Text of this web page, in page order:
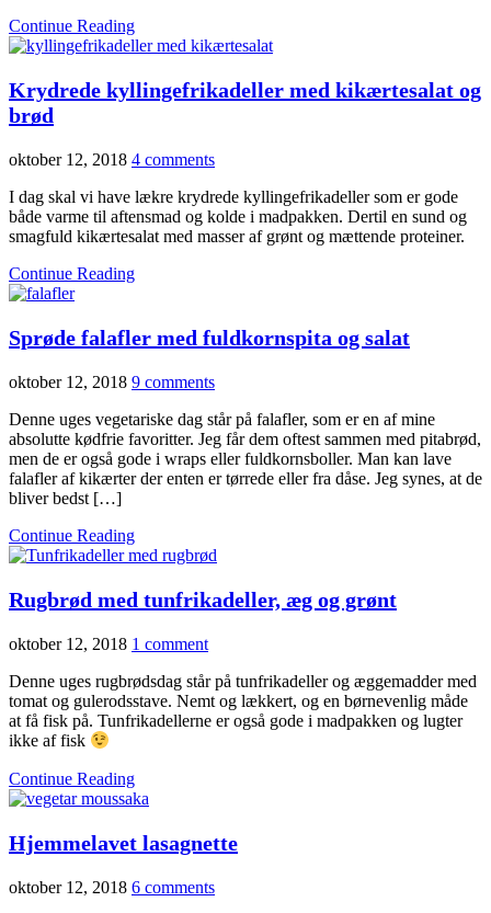
Continue Reading
Krydrede kyllingefrikadeller med kikærtesalat og
brød
oktober 12, 2018 4 comments
I dag skal vi have lækre krydrede kyllingefrikadeller som er gode
både varme til aftensmad og kolde i madpakken. Dertil en sund og
smagfuld kikærtesalat med masser af grønt og mættende proteiner.
Continue Reading
Sprøde falafler med fuldkornspita og salat
oktober 12, 2018 9 comments
Denne uges vegetariske dag står på falafler, som er en af mine
absolutte kødfrie favoritter. Jeg får dem oftest sammen med pitabrød,
men de er også gode i wraps eller fuldkornsboller. Man kan lave
falafler af kikærter der enten er tørrede eller fra dåse. Jeg synes, at de
bliver bedst […]
Continue Reading
Rugbrød med tunfrikadeller, æg og grønt
oktober 12, 2018 1 comment
Denne uges rugbrødsdag står på tunfrikadeller og æggemadder med
tomat og gulerodsstave. Nemt og lækkert, og en børnevenlig måde
at få fisk på. Tunfrikadellerne er også gode i madpakken og lugter
ikke af fisk
Continue Reading
Hjemmelavet lasagnette
oktober 12, 2018 6 comments